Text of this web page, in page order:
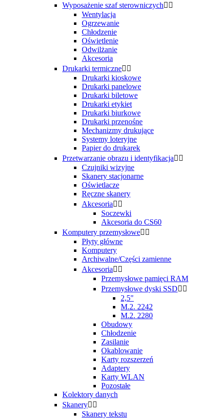
Wyposażenie szaf sterowniczych 
Wentylacja
Ogrzewanie
Chłodzenie
Oświetlenie
Odwilżanie
Akcesoria
Drukarki termiczne 
Drukarki kioskowe
Drukarki panelowe
Drukarki biletowe
Drukarki etykiet
Drukarki biurkowe
Drukarki przenośne
Mechanizmy drukujące
Systemy loteryjne
Papier do drukarek
Przetwarzanie obrazu i identyfikacja 
Czujniki wizyjne
Skanery stacjonarne
Oświetlacze
Ręczne skanery
Akcesoria 
Soczewki
Akcesoria do CS60
Komputery przemysłowe 
Płyty główne
Komputery
Archiwalne/Części zamienne
Akcesoria 
Przemysłowe pamięci RAM
Przemysłowe dyski SSD 
2,5"
M.2. 2242
M.2. 2280
Obudowy
Chłodzenie
Zasilanie
Okablowanie
Karty rozszerzeń
Adaptery
Karty WLAN
Pozostałe
Kolektory danych
Skanery 
Skanery tekstu